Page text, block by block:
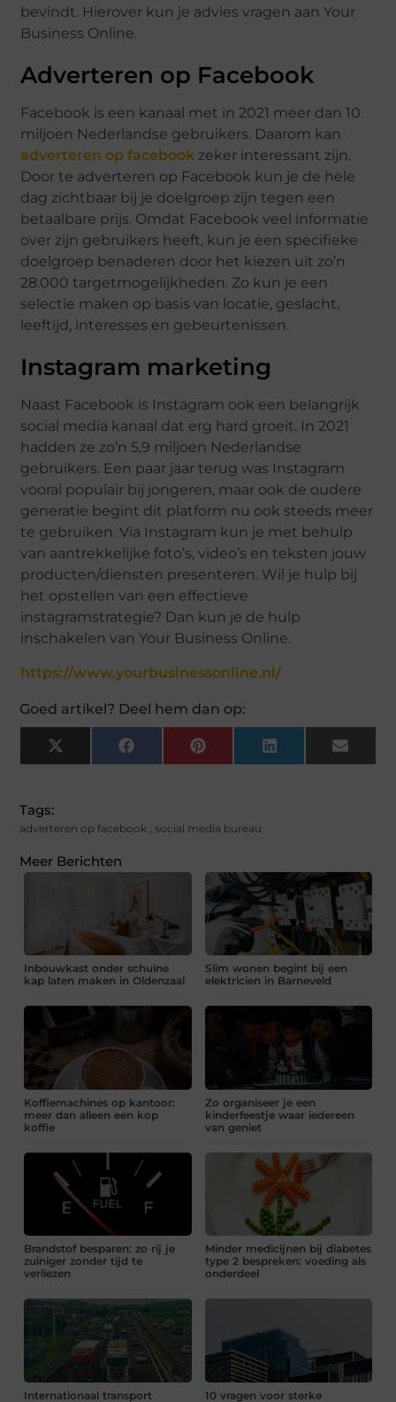
bevindt. Hierover kun je advies vragen aan Your
Business Online.
Adverteren op Facebook
Facebook is een kanaal met in 2021 meer dan 10
miljoen Nederlandse gebruikers. Daarom kan
adverteren op facebook zeker interessant zijn.
Door te adverteren op Facebook kun je de hele
dag zichtbaar bij je doelgroep zijn tegen een
betaalbare prijs. Omdat Facebook veel informatie
over zijn gebruikers heeft, kun je een specifieke
doelgroep benaderen door het kiezen uit zo’n
28.000 targetmogelijkheden. Zo kun je een
selectie maken op basis van locatie, geslacht,
leeftijd, interesses en gebeurtenissen.
Instagram marketing
Naast Facebook is Instagram ook een belangrijk
social media kanaal dat erg hard groeit. In 2021
hadden ze zo’n 5,9 miljoen Nederlandse
gebruikers. Een paar jaar terug was Instagram
vooral populair bij jongeren, maar ook de oudere
generatie begint dit platform nu ook steeds meer
te gebruiken. Via Instagram kun je met behulp
van aantrekkelijke foto’s, video’s en teksten jouw
producten/diensten presenteren. Wil je hulp bij
het opstellen van een effectieve
instagramstrategie? Dan kun je de hulp
inschakelen van Your Business Online.
https://www.yourbusinessonline.nl/
Goed artikel? Deel hem dan op:
X
(Twitter)
Facebook Pinterest LinkedIn Email
Tags:
adverteren op facebook social media bureau
Meer Berichten
Inbouwkast onder schuine
kap laten maken in Oldenzaal
Slim wonen begint bij een
elektricien in Barneveld
Koffiemachines op kantoor:
meer dan alleen een kop
koffie
Zo organiseer je een
kinderfeestje waar iedereen
van geniet
Brandstof besparen: zo rij je
zuiniger zonder tijd te
verliezen
Minder medicijnen bij diabetes
type 2 bespreken: voeding als
onderdeel
Internationaal transport
10 vragen voor sterke